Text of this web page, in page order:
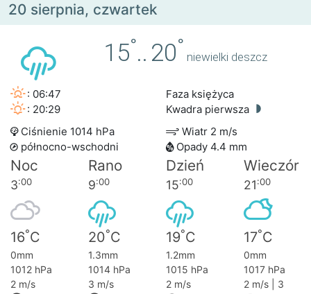
20 sierpnia, czwartek
15°.. 20°
niewielki deszcz
: 06:47
: 20:29
Faza księżyca
Kwadra pierwsza
Ciśnienie 1014 hPa
Wiatr 2 m/s
północno-wschodni
Opady 4.4 mm
Noc Rano Dzień Wieczór
3:00 9:00 15:00 21:00
16°C 20°C 19°C 17°C
0mm 1.3mm 1.2mm
0mm
1012 hPa
1014 hPa 1015 hPa
1017 hPa
2 m/s
3 m/s 2 m/s
2 m/s | 3